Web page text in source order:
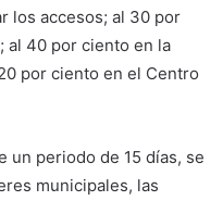
los accesos; al 30 por
al 40 por ciento en la
por ciento en el Centro
un periodo de 15 días, se
municipales, las